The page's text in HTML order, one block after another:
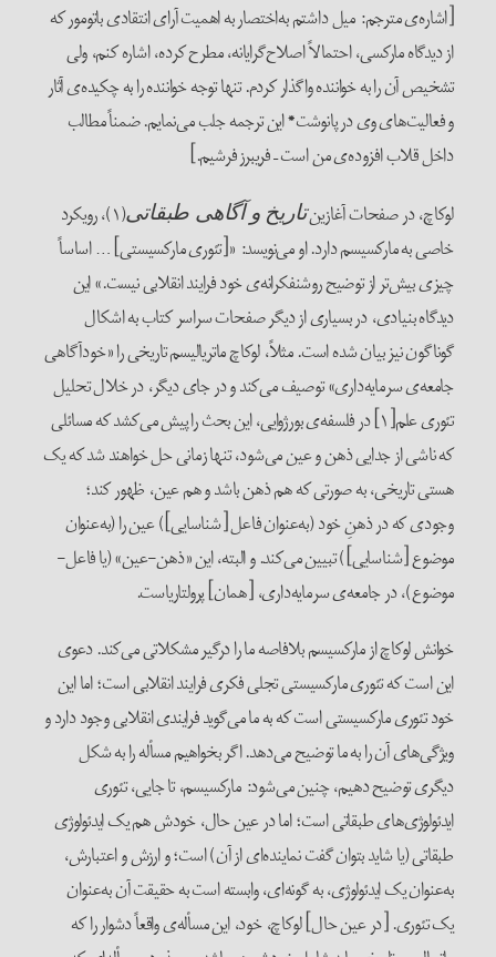
[اشاره‌ی مترجم: میل داشتم به‌اختصار به اهمیت آرای انتقادی باتومور که
از دیدگاه مارکسی، احتمالاً اصلاح‌گرایانه، مطرح کرده، اشاره کنم، ولی
تشخیص آن را به خواننده واگذار کردم. تنها توجه خواننده را به چکیده‌ی آثار
و فعالیت‌های وی در پانوشت* این ترجمه جلب می‌نمایم. ضمناً مطالب
داخل قلاب افزوده‌ی من است – فریبرز فرشیم.]
لوکاچ، در صفحات آغازینتاریخ و آگاهی طبقاتی
(۱)، رویکرد
خاصی به مارکسیسم دارد. او می‌نویسد: «[تئوری مارکسیستی] … اساساً
چیزی بیش‌تر از توضیح روشنفکرانه‌ی خود فرایند انقلابی نیست.» این
دیدگاه بنیادی، در بسیاری از دیگر صفحات سراسر کتاب به اشکال
گوناگون نیز بیان شده است. مثلاً، لوکاچ ماتریالیسم تاریخی را «خودآگاهی
جامعه‌ی سرمایه‌داری» توصیف می‌کند و در جای دیگر، در خلال تحلیل
تئوری علم[۱] در فلسفه‌ی بورژوایی، این بحث را پیش می‌کشد که مسائلی
که ناشی از جدایی ذهن و عین می‌شود، تنها زمانی حل خواهند شد که یک
هستی تاریخی، به صورتی که هم ذهن باشد و هم عین، ظهور کند؛
وجودی که در ذهنِ خود (به‌عنوان فاعل [شناسایی]) عین را (به‌عنوان
موضوع [شناسایی]) تبیین می‌کند. و البته، این «ذهن‌-عین» (یا فاعل‌-
موضوع)، در جامعه‌ی ‌سرمایه‌داری، [همان] پرولتاریاست.
خوانش لوکاچ از مارکسیسم بلافاصه ما را درگیر مشکلاتی می‌کند. دعوی
این است که تئوری مارکسیستی تجلی فکری فرایند انقلابی است؛ اما این
خود تئوری مارکسیستی است که به ما می‌گوید فرایندی انقلابی وجود دارد و
ویژگی‌های آن را به ما توضیح می‌دهد. اگر بخواهیم مسأله را به شکل
دیگری توضیح دهیم، چنین می‌شود: مارکسیسم، تا جایی، تئوری
ایدئولوژی‌های طبقاتی است؛ اما در عین حال، خودش هم یک ایدئولوژی
طبقاتی (یا شاید بتوان گفت نماینده‌ای از آن) است؛ و ارزش و اعتبارش،
به‌عنوان یک ایدئولوژی، به گونه‌ای، وابسته است به حقیقت آن به‌عنوان
یک تئوری. [در عین حال] لوکاچ، خود، این مسأله‌ی واقعاً دشوار را که